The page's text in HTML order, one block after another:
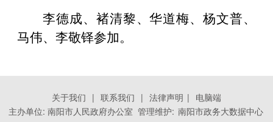
李德成、褚清黎、华道梅、杨文普、
马伟、李敬铎参加。
关于我们 | 联系我们 | 法律声明 | 电脑端
主办单位: 南阳市人民政府办公室 管理维护: 南阳市政务大数据中心